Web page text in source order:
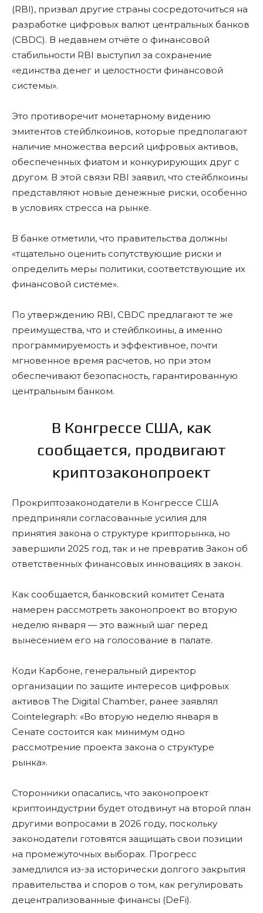
(RBI), призвал другие страны сосредоточиться на
разработке цифровых валют центральных банков
(CBDC). В недавнем отчёте о финансовой
стабильности RBI выступил за сохранение
«единства денег и целостности финансовой
системы».
Это противоречит монетарному видению
эмитентов стейблкоинов, которые предполагают
наличие множества версий цифровых активов,
обеспеченных фиатом и конкурирующих друг с
другом. В этой связи RBI заявил, что стейблкоины
представляют новые денежные риски, особенно
в условиях стресса на рынке.
В банке отметили, что правительства должны
«тщательно оценить сопутствующие риски и
определить меры политики, соответствующие их
финансовой системе».
По утверждению RBI, CBDC предлагают те же
преимущества, что и стейблкоины, а именно
программируемость и эффективное, почти
мгновенное время расчетов, но при этом
обеспечивают безопасность, гарантированную
центральным банком.
В Конгрессе США, как
сообщается, продвигают
криптозаконопроект
Прокриптозаконодатели в Конгрессе США
предприняли согласованные усилия для
принятия закона о структуре крипторынка, но
завершили 2025 год, так и не превратив Закон об
ответственных финансовых инновациях в закон.
Как сообщается, банковский комитет Сената
намерен рассмотреть законопроект во вторую
неделю января — это важный шаг перед
вынесением его на голосование в палате.
Коди Карбоне, генеральный директор
организации по защите интересов цифровых
активов The Digital Chamber, ранее заявлял
Cointelegraph: «Во вторую неделю января в
Сенате состоится как минимум одно
рассмотрение проекта закона о структуре
рынка».
Сторонники опасались, что законопроект
криптоиндустрии будет отодвинут на второй план
другими вопросами в 2026 году, поскольку
законодатели готовятся защищать свои позиции
на промежуточных выборах. Прогресс
замедлился из-за исторически долгого закрытия
правительства и споров о том, как регулировать
децентрализованные финансы (DeFi).